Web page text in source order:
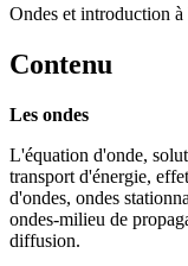
Ondes et introduction
Contenu
Les ondes
L'équation d'onde,
transport d'énergie,
d'ondes, ondes
ondes-milieu de
diffusion.